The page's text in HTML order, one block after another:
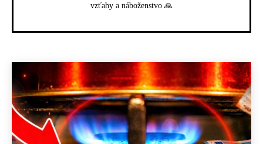
vzťahy a náboženstvo 🙏